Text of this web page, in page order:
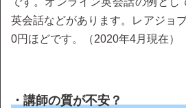
英会話などがあります。レアジョ
0円ほどです。（2020年4月現在）
・講師の質が不安？